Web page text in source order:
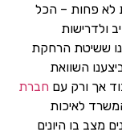
לא פחות – הכל
ולדרישות
ששיטת הרחקת
השוואת
אך ורק עם חברת
לאיכות
מצב בו היונים